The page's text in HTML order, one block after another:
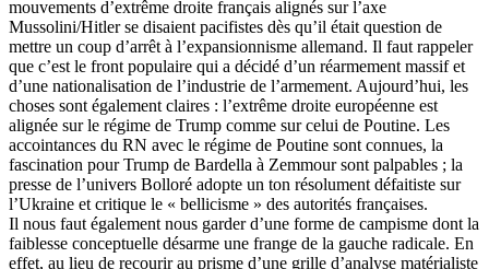
mouvements d’extrême droite français alignés sur l’axe
Mussolini/Hitler se disaient pacifistes dès qu’il était question de
mettre un coup d’arrêt à l’expansionnisme allemand. Il faut rappeler
que c’est le front populaire qui a décidé d’un réarmement massif et
d’une nationalisation de l’industrie de l’armement. Aujourd’hui, les
choses sont également claires : l’extrême droite européenne est
alignée sur le régime de Trump comme sur celui de Poutine. Les
accointances du RN avec le régime de Poutine sont connues, la
fascination pour Trump de Bardella à Zemmour sont palpables ; la
presse de l’univers Bolloré adopte un ton résolument défaitiste sur
l’Ukraine et critique le « bellicisme » des autorités françaises.
Il nous faut également nous garder d’une forme de campisme dont la
faiblesse conceptuelle désarme une frange de la gauche radicale. En
effet, au lieu de recourir au prisme d’une grille d’analyse matérialiste